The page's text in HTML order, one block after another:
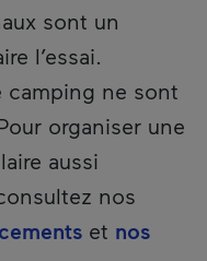
sont un
l’essai.
camping ne sont
organiser une
aussi
nos
et nos